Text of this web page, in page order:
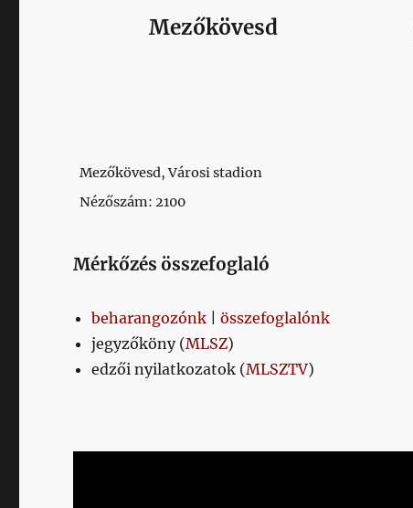
Mezőkövesd
Mezőkövesd, Városi stadion
Nézőszám: 2100
Mérkőzés összefoglaló
beharangozónk |összefoglalónk
jegyzőköny (MLSZ)
edzői nyilatkozatok (MLSZTV)